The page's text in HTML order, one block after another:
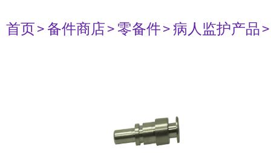
首页> 备件商店> 零备件> 病人监护产品